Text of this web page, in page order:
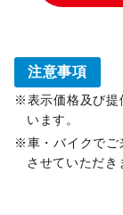
注意事項
表示価格及び
います。
車・バイクでご
させていただき